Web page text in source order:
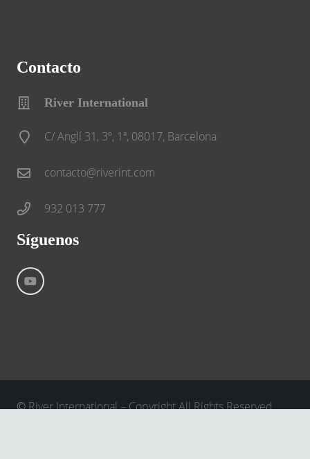
Contacto
River International
C/ Anglí 31, 3º, 1ª, 08017, Barcelona
contacto@riverint.com
932 013 777
Síguenos
©River International – Copyright All Rights Reserved